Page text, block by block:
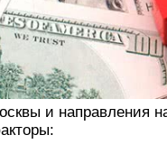
и направления